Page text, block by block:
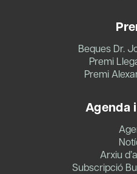
Beques Dr.
Premi
Premi
Agenda
Arxiu
Subscripció